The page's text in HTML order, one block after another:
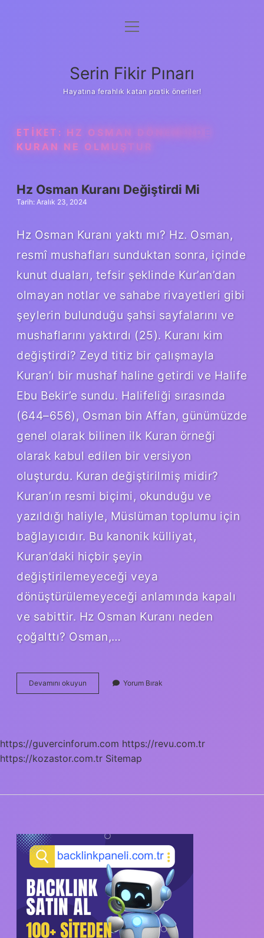
Gizlilik Politikası
Yasal Uyarı
menüyü
Serin Fikir Pınarı
Hayatına ferahlık katan pratik öneriler!
ETIKET: HZ OSMAN DÖNEMINDE
KURAN NE OLMUŞTUR
Hz Osman Kuranı Değiştirdi Mi
Tarih: Aralık 23, 2024
Hz Osman Kuranı yaktı mı? Hz. Osman,
resmî mushafları sunduktan sonra, içinde
kunut duaları, tefsir şeklinde Kur’an’dan
olmayan notlar ve sahabe rivayetleri gibi
şeylerin bulunduğu şahsi sayfalarını ve
mushaflarını yaktırdı (25). Kuranı kim
değiştirdi? Zeyd titiz bir çalışmayla
Kuran’ı bir mushaf haline getirdi ve Halife
Ebu Bekir’e sundu. Halifeliği sırasında
(644–656), Osman bin Affan, günümüzde
genel olarak bilinen ilk Kuran örneği
olarak kabul edilen bir versiyon
oluşturdu. Kuran değiştirilmiş midir?
Kuran’ın resmi biçimi, okunduğu ve
yazıldığı haliyle, Müslüman toplumu için
bağlayıcıdır. Bu kanonik külliyat,
Kuran’daki hiçbir şeyin
değiştirilemeyeceği veya
dönüştürülemeyeceği anlamında kapalı
ve sabittir. Hz Osman Kuranı neden
çoğalttı? Osman,…
Devamını okuyun
Osman
Yorum Bırak
https://guvercinforum.com https://revu.com.tr
https://kozastor.com.tr Sitemap
SIDEBAR